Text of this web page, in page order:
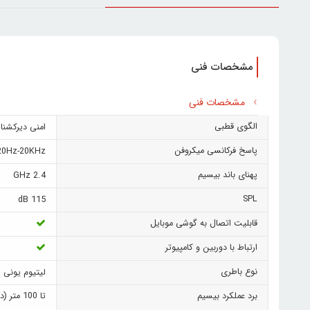
مشخصات فنی
مشخصات فنی
الگوی قطبی
امنی
پاسخ فرکانسی میکروفن
20KHz
پهنای باند بیسیم
2.4 GHz
SPL
115 dB
قابلیت اتصال به گوشی موبایل
ارتباط با دوربین و کامپیوتر
نوع باطری
لیتیوم یونی
برد عملکرد بیسیم
تا 100 متر (در فضای با مانع)